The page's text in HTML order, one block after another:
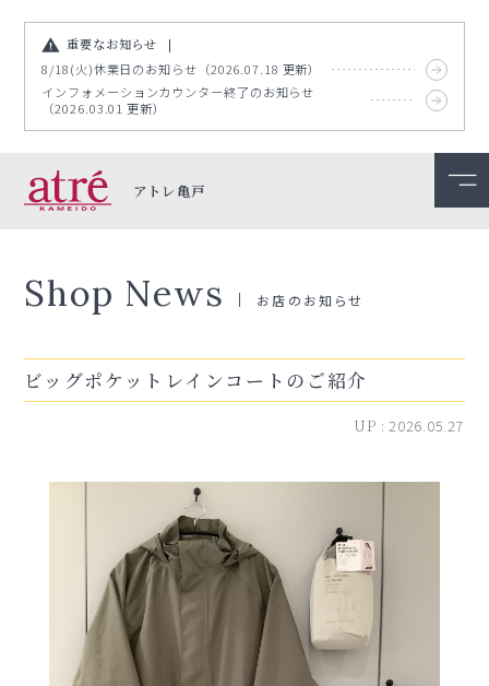
重要なお知らせ
8/18(火)休業日のお知らせ（2026.07.18 更新）
インフォメーションカウンター終了のお知らせ
（2026.03.01 更新）
アトレ亀戸
Shop News お店のお知らせ
ビッグポケットレインコートのご紹介
UP :2026.05.27